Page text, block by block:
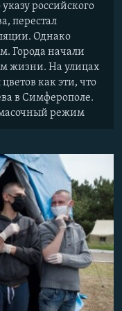
российского
перестал
Однако
Города начали
жизни. На улицах
как эти, что
в Симферополе.
режим